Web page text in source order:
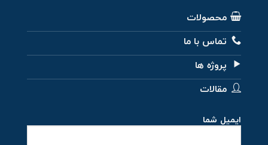
محصولات
تماس با ما
پروژه ها
مقالات
ایمیل شما